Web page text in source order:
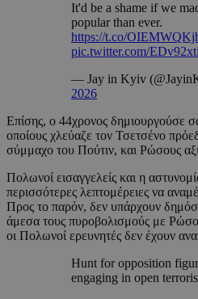
It'd be a shame if we
popular than ever.
https://t.co/
pic.twitter.com/
— Jay in Kyiv
2026
Επίσης, ο 44χρονος δημιουργούσε
οποίους χλεύαζε τον Τσετσένο
σύμμαχο του Πούτιν, και Ρώσους
Πολωνοί εισαγγελείς και η
περισσότερες λεπτομέρειες να
Προς το παρόν, δεν υπάρχουν
άμεσα τους πυροβολισμούς με
οι Πολωνοί ερευνητές δεν έχουν
Hunt for opposition
engaging in open